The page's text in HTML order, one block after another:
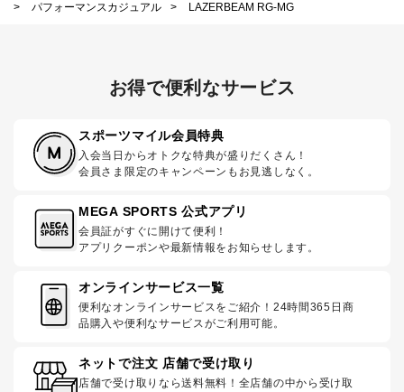
>
パフォーマンスカジュアル > LAZERBEAM RG-MG
お得で便利なサービス
スポーツマイル会員特典
入会当日からオトクな特典が盛りだくさん！
会員さま限定のキャンペーンもお見逃しなく。
MEGA SPORTS 公式アプリ
会員証がすぐに開けて便利！
アプリクーポンや最新情報をお知らせします。
オンラインサービス一覧
便利なオンラインサービスをご紹介！24時間365日商
品購入や便利なサービスがご利用可能。
ネットで注文 店舗で受け取り
店舗で受け取りなら送料無料！全店舗の中から受け取